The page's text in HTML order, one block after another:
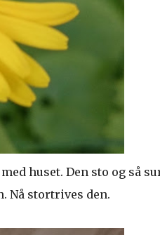
huset. Den sto og så
Nå stortrives den.